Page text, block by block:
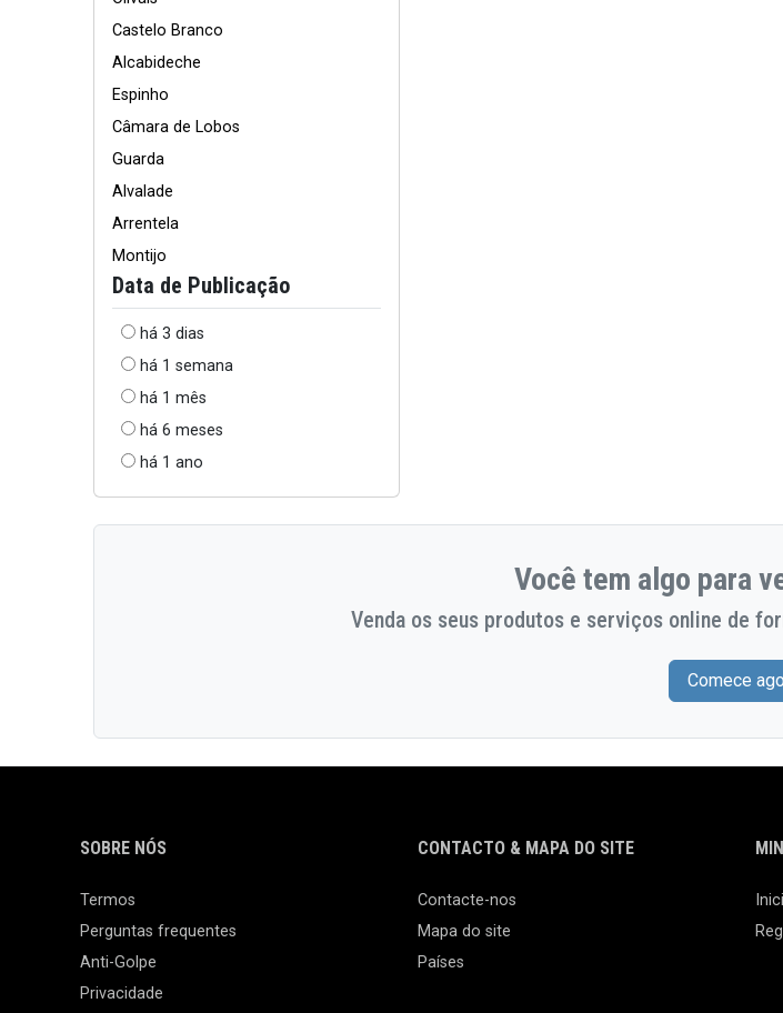
Castelo Branco
Alcabideche
Espinho
Câmara de Lobos
Guarda
Alvalade
Arrentela
Montijo
Data de Publicação
há 3 dias
há 1 semana
há 1 mês
há 6 meses
há 1 ano
Você tem algo para
Venda os seus produtos e serviços online de
Comece
SOBRE NÓS
Termos
Perguntas frequentes
Anti-Golpe
Privacidade
CONTACTO & MAPA DO SITE
Contacte-nos
Mapa do site
Países